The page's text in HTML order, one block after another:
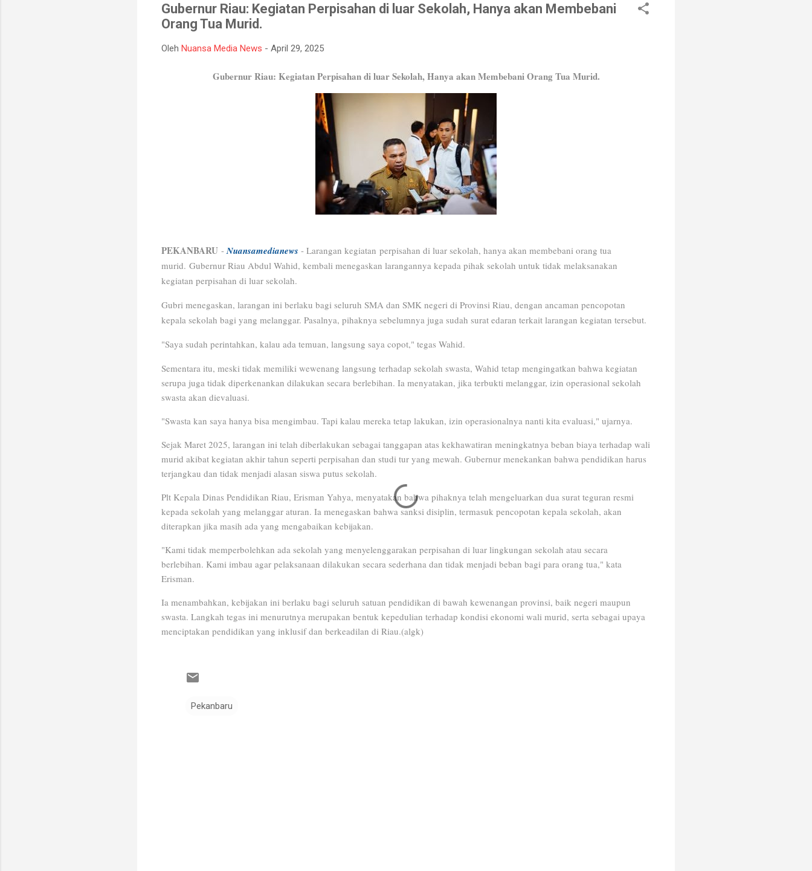
Gubernur Riau: Kegiatan Perpisahan di luar Sekolah, Hanya akan Membebani
Orang Tua Murid.
Oleh Nuansa Media News - April 29, 2025
Gubernur Riau: Kegiatan Perpisahan di luar Sekolah, Hanya akan Membebani Orang Tua Murid.
PEKANBARU -Nuansamedianews - Larangan kegiatan perpisahan di luar sekolah, hanya akan membebani orang tua
murid. Gubernur Riau Abdul Wahid, kembali menegaskan larangannya kepada pihak sekolah untuk tidak melaksanakan
kegiatan perpisahan di luar sekolah.
Gubri menegaskan, larangan ini berlaku bagi seluruh SMA dan SMK negeri di Provinsi Riau, dengan ancaman pencopotan
kepala sekolah bagi yang melanggar. Pasalnya, pihaknya sebelumnya juga sudah surat edaran terkait larangan kegiatan tersebut.
"Saya sudah perintahkan, kalau ada temuan, langsung saya copot," tegas Wahid.
Sementara itu, meski tidak memiliki wewenang langsung terhadap sekolah swasta, Wahid tetap mengingatkan bahwa kegiatan
serupa juga tidak diperkenankan dilakukan secara berlebihan. Ia menyatakan, jika terbukti melanggar, izin operasional sekolah
swasta akan dievaluasi.
"Swasta kan saya hanya bisa mengimbau. Tapi kalau mereka tetap lakukan, izin operasionalnya nanti kita evaluasi," ujarnya.
Sejak Maret 2025, larangan ini telah diberlakukan sebagai tanggapan atas kekhawatiran meningkatnya beban biaya terhadap wali
murid akibat kegiatan akhir tahun seperti perpisahan dan studi tur yang mewah. Gubernur menekankan bahwa pendidikan harus
terjangkau dan tidak menjadi alasan siswa putus sekolah.
Plt Kepala Dinas Pendidikan Riau, Erisman Yahya, menyatakan bahwa pihaknya telah mengeluarkan dua surat teguran resmi
kepada sekolah yang melanggar aturan. Ia menegaskan bahwa sanksi disiplin, termasuk pencopotan kepala sekolah, akan
diterapkan jika masih ada yang mengabaikan kebijakan.
"Kami tidak memperbolehkan ada sekolah yang menyelenggarakan perpisahan di luar lingkungan sekolah atau secara
berlebihan. Kami imbau agar pelaksanaan dilakukan secara sederhana dan tidak menjadi beban bagi para orang tua," kata
Erisman.
Ia menambahkan, kebijakan ini berlaku bagi seluruh satuan pendidikan di bawah kewenangan provinsi, baik negeri maupun
swasta. Langkah tegas ini menurutnya merupakan bentuk kepedulian terhadap kondisi ekonomi wali murid, serta sebagai upaya
menciptakan pendidikan yang inklusif dan berkeadilan di Riau.(algk)
Pekanbaru